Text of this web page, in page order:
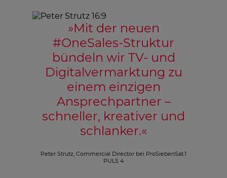
»Mit der neuen
#OneSales-Struktur
bündeln wir TV- und
Digitalvermarktung zu
einem einzigen
Ansprechpartner –
schneller, kreativer und
schlanker.«
Peter Strutz, Commercial Director bei ProSiebenSat.1
PULS 4